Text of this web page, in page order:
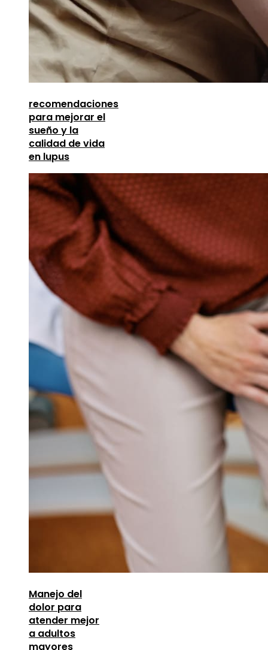
recomendaciones
para mejorar el
sueño y la
calidad de vida
en lupus
Manejo del
dolor para
atender mejor
a adultos
mayores